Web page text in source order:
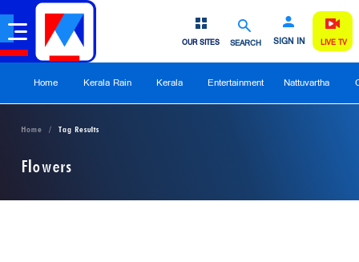
SEARCH SIGN IN
OUR SITES LIVE TV
Home Kerala Rain Kerala Entertainment Nattuvartha
Home Tag Results
Flowers